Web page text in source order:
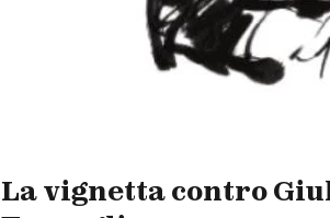
La vignetta contro